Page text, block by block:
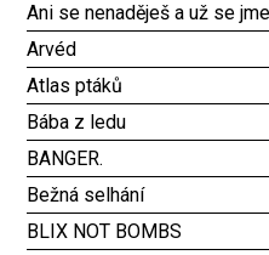
Ani se nenaděješ a už se
Arvéd
Atlas ptáků
Bába z ledu
BANGER.
Bežná selhání
BLIX NOT BOMBS